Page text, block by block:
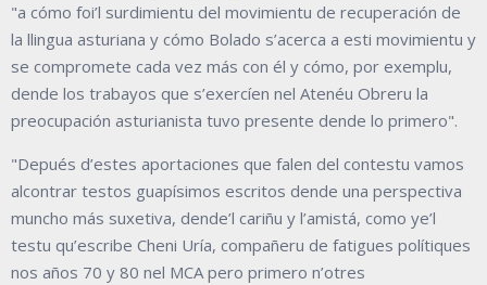
"a cómo foi’l surdimientu del movimientu de recuperación de
la llingua asturiana y cómo Bolado s’acerca a esti movimientu y
se compromete cada vez más con él y cómo, por exemplu,
dende los trabayos que s’exercíen nel Atenéu Obreru la
preocupación asturianista tuvo presente dende lo primero".
"Depués d’estes aportaciones que falen del contestu vamos
alcontrar testos guapísimos escritos dende una perspectiva
muncho más suxetiva, dende’l cariñu y l’amistá, como ye’l
testu qu’escribe Cheni Uría, compañeru de fatigues polítiques
nos años 70 y 80 nel MCA pero primero n’otres